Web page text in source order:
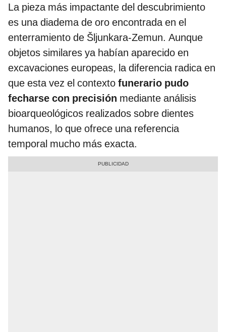
La pieza más impactante del descubrimiento
es una diadema de oro encontrada en el
enterramiento de Šljunkara-Zemun. Aunque
objetos similares ya habían aparecido en
excavaciones europeas, la diferencia radica en
que esta vez el contexto funerario pudo
fecharse con precisión mediante análisis
bioarqueológicos realizados sobre dientes
humanos, lo que ofrece una referencia
temporal mucho más exacta.